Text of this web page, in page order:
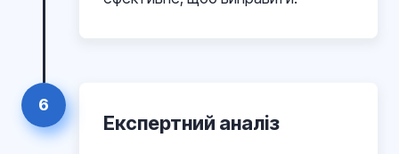
6
Експертний аналіз